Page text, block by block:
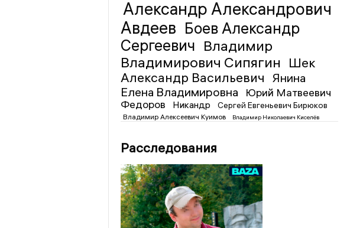
Александр Александрович
Авдеев Боев Александр
Сергеевич Владимир
Владимирович Сипягин Шек
Александр Васильевич
Янина
Елена Владимировна
Юрий Матвеевич
Федоров
Никандр Сергей Евгеньевич Бирюков
Владимир Алексеевич Куимов Владимир Николаевич Киселёв
Расследования